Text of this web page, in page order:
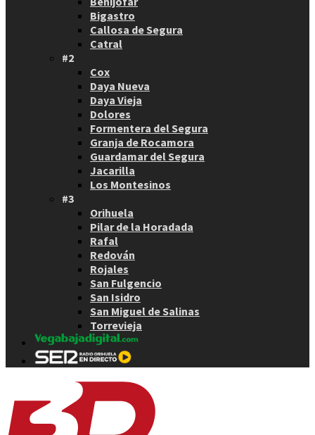
Bigastro
Callosa de Segura
Catral
#2
Cox
Daya Nueva
Daya Vieja
Dolores
Formentera del Segura
Granja de Rocamora
Guardamar del Segura
Jacarilla
Los Montesinos
#3
Orihuela
Pilar de la Horadada
Rafal
Redován
Rojales
San Fulgencio
San Isidro
San Miguel de Salinas
Torrevieja